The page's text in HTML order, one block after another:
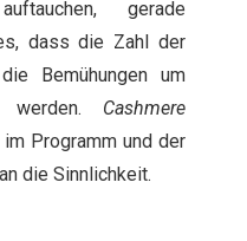
gerade
dass die Zahl der
Bemühungen um
werden. Cashmere
Programm und der
die Sinnlichkeit.